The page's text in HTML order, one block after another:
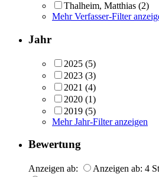
Thalheim, Matthias (2)
Mehr Verfasser-Filter
Jahr
2025 (5)
2023 (3)
2021 (4)
2020 (1)
2019 (5)
Mehr Jahr-Filter anzeigen
Bewertung
Anzeigen ab: Anzeigen ab: 4